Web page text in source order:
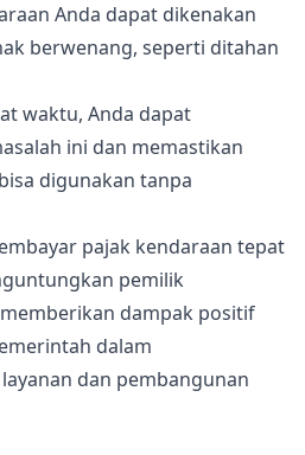
Anda dapat dikenakan
berwenang, seperti ditahan
waktu, Anda dapat
ini dan memastikan
digunakan tanpa
pajak kendaraan tepat
pemilik
dampak positif
dalam
dan pembangunan